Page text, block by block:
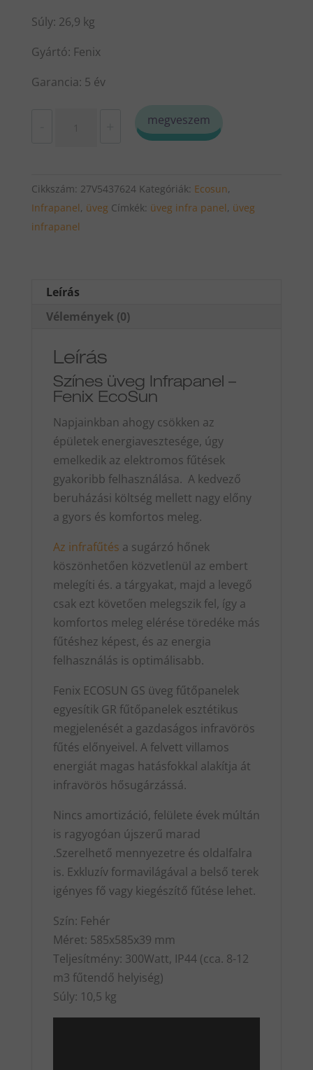
Súly: 26,9 kg
Gyártó: Fenix
Garancia: 5 év
infrapanel
(piros)
mennyiség
megveszem
Cikkszám: 27V5437624 Kategóriák: Ecosun,
Infrapanel, üveg Címkék: üveg infra panel, üveg
infrapanel
Leírás
Vélemények (0)
Leírás
Színes üveg Infrapanel –
Fenix EcoSun
Napjainkban ahogy csökken az
épületek energiavesztesége, úgy
emelkedik az elektromos fűtések
gyakoribb felhasználása. A kedvező
beruházási költség mellett nagy előny
a gyors és komfortos meleg.
Az infrafűtés a sugárzó hőnek
köszönhetően közvetlenül az embert
melegíti és. a tárgyakat, majd a levegő
csak ezt követően melegszik fel, így a
komfortos meleg elérése töredéke más
fűtéshez képest, és az energia
felhasználás is optimálisabb.
Fenix ECOSUN GS üveg fűtőpanelek
egyesítik GR fűtőpanelek esztétikus
megjelenését a gazdaságos infravörös
fűtés előnyeivel. A felvett villamos
energiát magas hatásfokkal alakítja át
infravörös hősugárzássá.
Nincs amortizáció, felülete évek múltán
is ragyogóan újszerű marad
.Szerelhető mennyezetre és oldalfalra
is. Exkluzív formavilágával a belső terek
igényes fő vagy kiegészítő fűtése lehet.
Szín: Fehér
Méret: 585x585x39 mm
Teljesítmény: 300Watt, IP44 (cca. 8-12
m3 fűtendő helyiség)
Súly: 10,5 kg